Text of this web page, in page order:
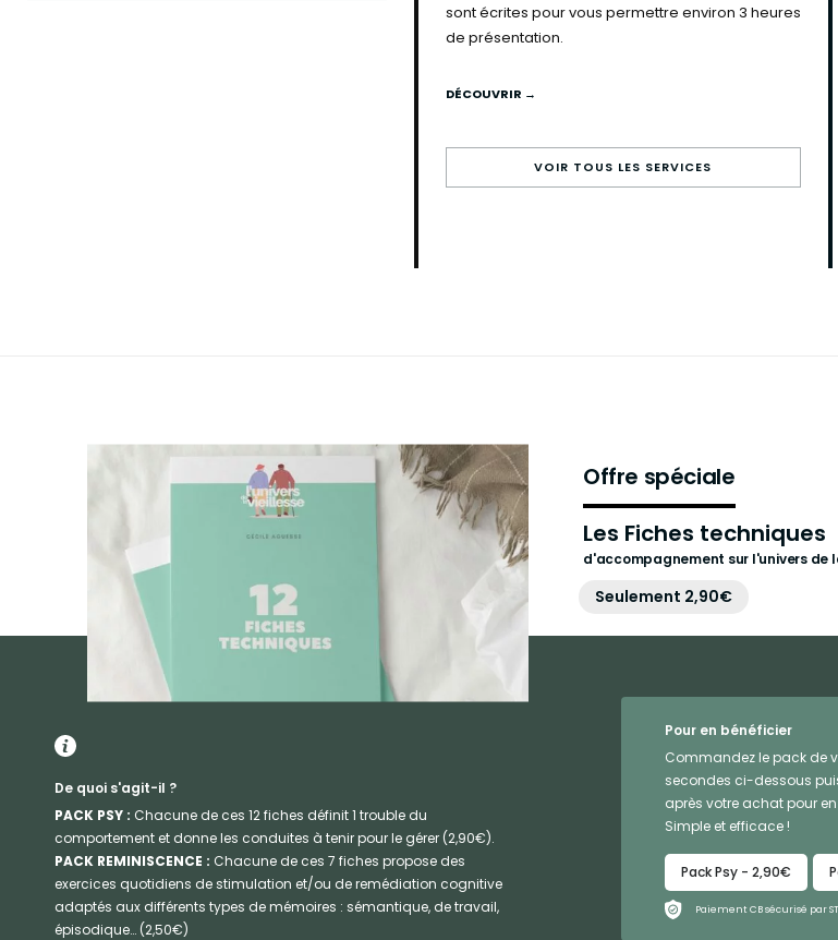
sont écrites pour vous permettre environ 3 heures
de présentation.
DÉCOUVRIR →
VOIR TOUS LES SERVICES
Offre spéciale
Les Fiches techniques
d'accompagnement sur l'univers de
Seulement 2,90€
De quoi s'agit-il ?
PACK PSY : Chacune de ces 12 fiches définit 1 trouble du
comportement et donne les conduites à tenir pour le gérer (2,90€).
PACK REMINISCENCE : Chacune de ces 7 fiches propose des
exercices quotidiens de stimulation et/ou de remédiation cognitive
adaptés aux différents types de mémoires : sémantique, de travail,
épisodique… (2,50€)
Pour en bénéficier
Commandez le pack de
secondes ci-dessous
après votre achat pour
Simple et efficace !
Pack Psy - 2,90€
Paiement CB sécurisé par